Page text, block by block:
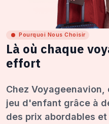
Pourquoi Nous Choisir
Là où chaque
effort
Chez
jeu d'enfant grâce à
des prix abordables